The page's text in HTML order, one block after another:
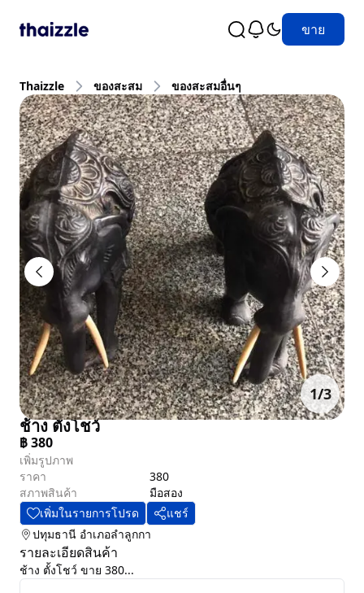
ขาย
Thaizzle ของสะสม ของสะสมอื่นๆ
1/3
ช้าง ตั้งโชว์
฿380
เพิ่มรูปภาพ
ราคา
380
สภาพสินค้า
มือสอง
เพิ่มในรายการโปรด
แชร์
ปทุมธานี อำเภอลำลูกกา
รายละเอียดสินค้า
ช้าง ตั้งโชว์ ขาย 380...